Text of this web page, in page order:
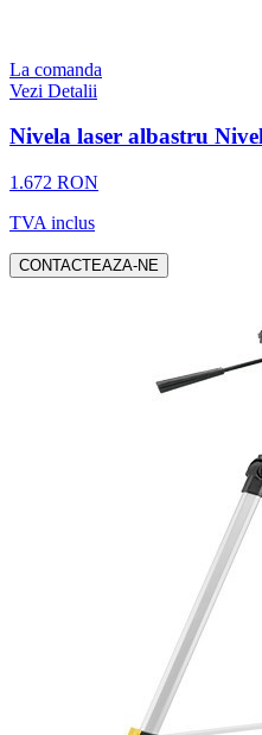
La comanda
Vezi Detalii
Nivela laser albastru
1.672 RON
TVA inclus
CONTACTEAZA-NE